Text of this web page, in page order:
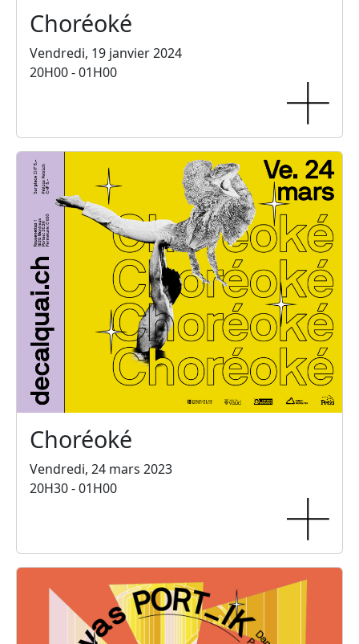
Choréoké
Vendredi, 19 janvier 2024
20H00 - 01H00
Choréoké
Vendredi, 24 mars 2023
20H30 - 01H00